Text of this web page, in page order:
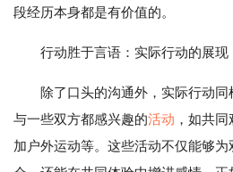
段经历本身都是有价值的。
行动胜于言语：实际行动的展现
除了口头的沟通外，实际行动
与一些双方都感兴趣的活动 ，如共
加户外运动等。这些活动不仅能够